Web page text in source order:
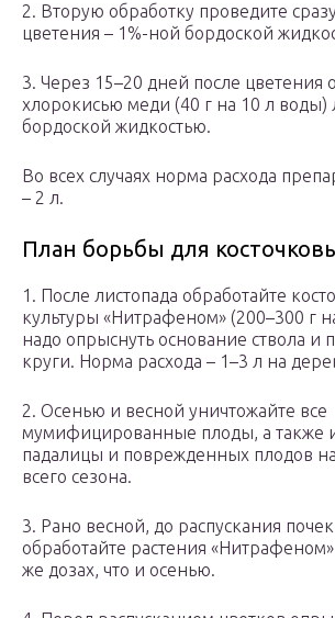
2. Вторую обработку проведите
цветения – 1%-ной бордоской
3. Через 15–20 дней после цветения
хлорокисью меди (40 г на 10 л воды)
бордоской жидкостью.
Во всех случаях норма расхода
– 2 л.
План борьбы для
1. После листопада обработайте
культуры «Нитрафеном» (200–300 г
надо опрыснуть основание ствола и
круги. Норма расхода – 1–3 л на
2. Осенью и весной уничтожайте все
мумифицированные плоды, а также
падалицы и поврежденных плодов
всего сезона.
3. Рано весной, до распускания
обработайте растения
же дозах, что и осенью.